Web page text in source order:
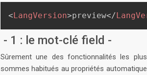
<LangVersion>preview</
- 1 : le mot-clé field -
Sûrement une des fonctionnalités les
sommes habitués au propriétés